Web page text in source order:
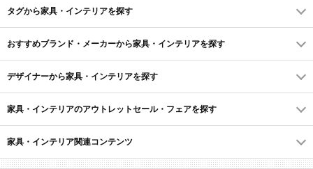
タグから家具・インテリアを探す
おすすめブランド・メーカーから家具・インテリアを探す
デザイナーから家具・インテリアを探す
家具・インテリアのアウトレットセール・フェアを探す
家具・インテリア関連コンテンツ